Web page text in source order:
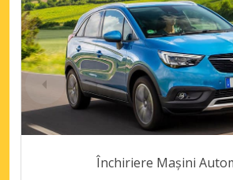
Închiriere Mașini